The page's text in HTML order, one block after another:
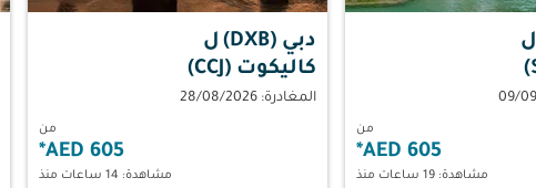
ل
من
605 AED
*
مشاهدة: 19 ساعات منذ
دبي (DXB)
ل
كاليكوت (CCJ)
المغادرة: 28/08/2026
من
605 AED
*
مشاهدة: 14 ساعات منذ